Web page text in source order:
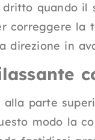
quando
correggere la
direzione in
parte
modo la